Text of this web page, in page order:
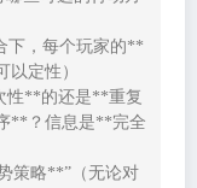
下，每个玩家的**
定性）
性**的还是**重复
**？信息是**完全
策略**”（无论对